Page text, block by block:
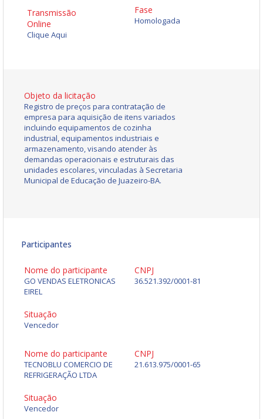
Transmissão
Online
Clique Aqui
Fase
Homologada
Objeto da licitação
Registro de preços para contratação de
empresa para aquisição de itens variados
incluindo equipamentos de cozinha
industrial, equipamentos industriais e
armazenamento, visando atender às
demandas operacionais e estruturais das
unidades escolares, vinculadas à Secretaria
Municipal de Educação de Juazeiro-BA.
Participantes
Nome do participante
GO VENDAS ELETRONICAS
EIREL
CNPJ
36.521.392/0001-81
Situação
Vencedor
Nome do participante
TECNOBLU COMERCIO DE
REFRIGERAÇÃO LTDA
CNPJ
21.613.975/0001-65
Situação
Vencedor